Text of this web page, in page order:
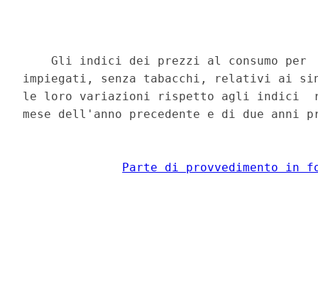
Gli indici dei prezzi al consumo per
impiegati, senza tabacchi, relativi ai
le loro variazioni rispetto agli indici
mese dell'anno precedente e di due
Parte di provvedimento in